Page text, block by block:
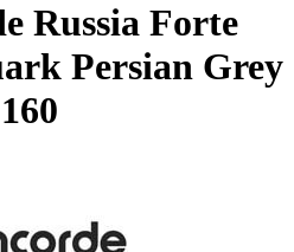
Russia Forte
Persian Grey